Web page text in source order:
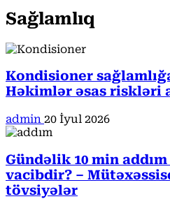
Sağlamlıq
Kondisioner
Həkimlər əsas riskləri
admin 20 İyul 2026
Gündəlik 10 min
vacibdir? –
tövsiyələr